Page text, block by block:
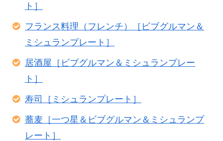
ト］
フランス料理（フレンチ）［ビブグルマン＆
ミシュランプレート］
居酒屋［ビブグルマン＆ミシュランプレー
ト］
寿司［ミシュランプレート］
蕎麦［一つ星＆ビブグルマン＆ミシュランプ
レート］